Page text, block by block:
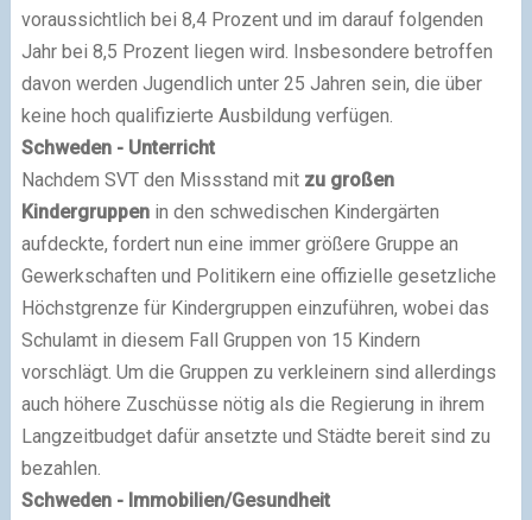
voraussichtlich bei 8,4 Prozent und im darauf folgenden
Jahr bei 8,5 Prozent liegen wird. Insbesondere betroffen
davon werden Jugendlich unter 25 Jahren sein, die über
keine hoch qualifizierte Ausbildung verfügen.
Schweden - Unterricht
Nachdem SVT den Missstand mit zu großen
Kindergruppenin den schwedischen Kindergärten
aufdeckte, fordert nun eine immer größere Gruppe an
Gewerkschaften und Politikern eine offizielle gesetzliche
Höchstgrenze für Kindergruppen einzuführen, wobei das
Schulamt in diesem Fall Gruppen von 15 Kindern
vorschlägt. Um die Gruppen zu verkleinern sind allerdings
auch höhere Zuschüsse nötig als die Regierung in ihrem
Langzeitbudget dafür ansetzte und Städte bereit sind zu
bezahlen.
Schweden - Immobilien/Gesundheit